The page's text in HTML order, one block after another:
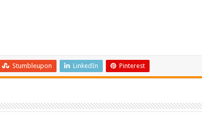
Stumbleupon LinkedIn Pinterest